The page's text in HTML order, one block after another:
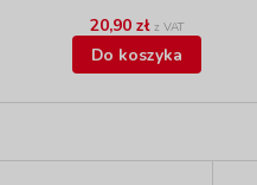
20,90 zł z VAT
Do koszyka